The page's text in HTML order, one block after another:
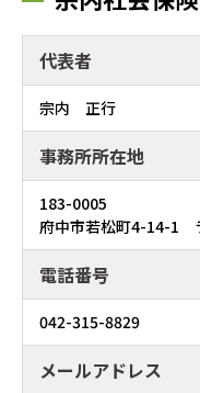
代表者
宗内 正行
事務所所在地
183-0005
府中市若松町4-14-1
電話番号
042-315-8829
メールアドレス